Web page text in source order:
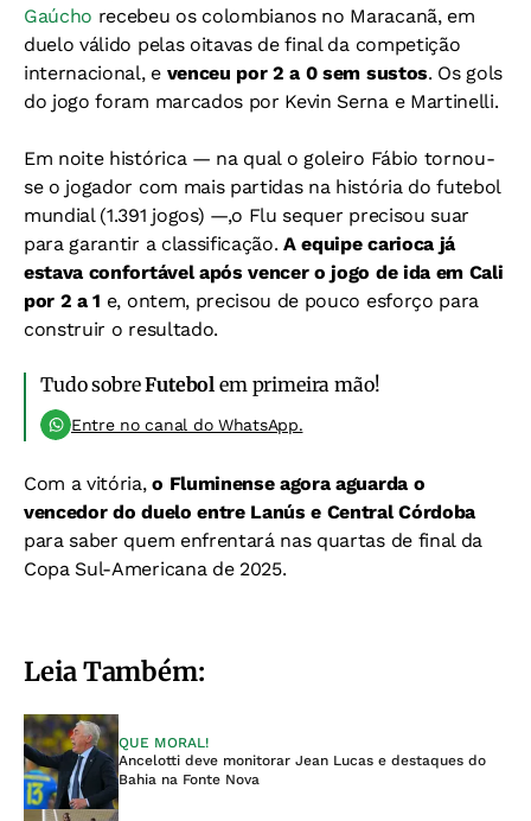
Gaúcho recebeu os colombianos no Maracanã, em
duelo válido pelas oitavas de final da competição
internacional, e venceu por 2 a 0 sem sustos. Os gols
do jogo foram marcados por Kevin Serna e Martinelli.
Em noite histórica — na qual o goleiro Fábio tornou-
se o jogador com mais partidas na história do futebol
mundial (1.391 jogos) —,o Flu sequer precisou suar
para garantir a classificação.A equipe carioca já
estava confortável após vencer o jogo de ida em Cali
por 2 a 1 e, ontem, precisou de pouco esforço para
construir o resultado.
Tudo sobreFutebol em primeira mão!
Entre no canal do WhatsApp.
Com a vitória,o Fluminense agora aguarda o
vencedor do duelo entre Lanús e Central Córdoba
para saber quem enfrentará nas quartas de final da
Copa Sul-Americana de 2025.
Leia Também:
QUE MORAL!
Ancelotti deve monitorar Jean Lucas e destaques do
Bahia na Fonte Nova